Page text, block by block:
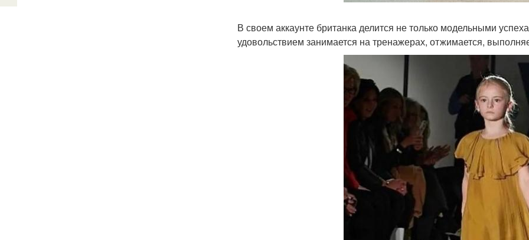
В своем аккаунте британка делится не только модельными
удовольствием занимается на тренажерах, отжимается,